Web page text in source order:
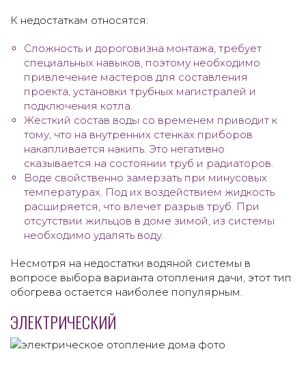
К недостаткам относятся:
Сложность и дороговизна монтажа, требует
специальных навыков, поэтому необходимо
привлечение мастеров для составления
проекта, установки трубных магистралей и
подключения котла.
Жесткий состав воды со временем приводит к
тому, что на внутренних стенках приборов
накапливается накипь. Это негативно
сказывается на состоянии труб и радиаторов.
Воде свойственно замерзать при минусовых
температурах. Под их воздействием жидкость
расширяется, что влечет разрыв труб. При
отсутствии жильцов в доме зимой, из системы
необходимо удалять воду.
Несмотря на недостатки водяной системы в
вопросе выбора варианта отопления дачи, этот тип
обогрева остается наиболее популярным.
ЭЛЕКТРИЧЕСКИЙ